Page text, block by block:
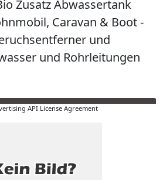
Zusatz Abwassertank
Caravan & Boot -
und
und Rohrleitungen
API License Agreement